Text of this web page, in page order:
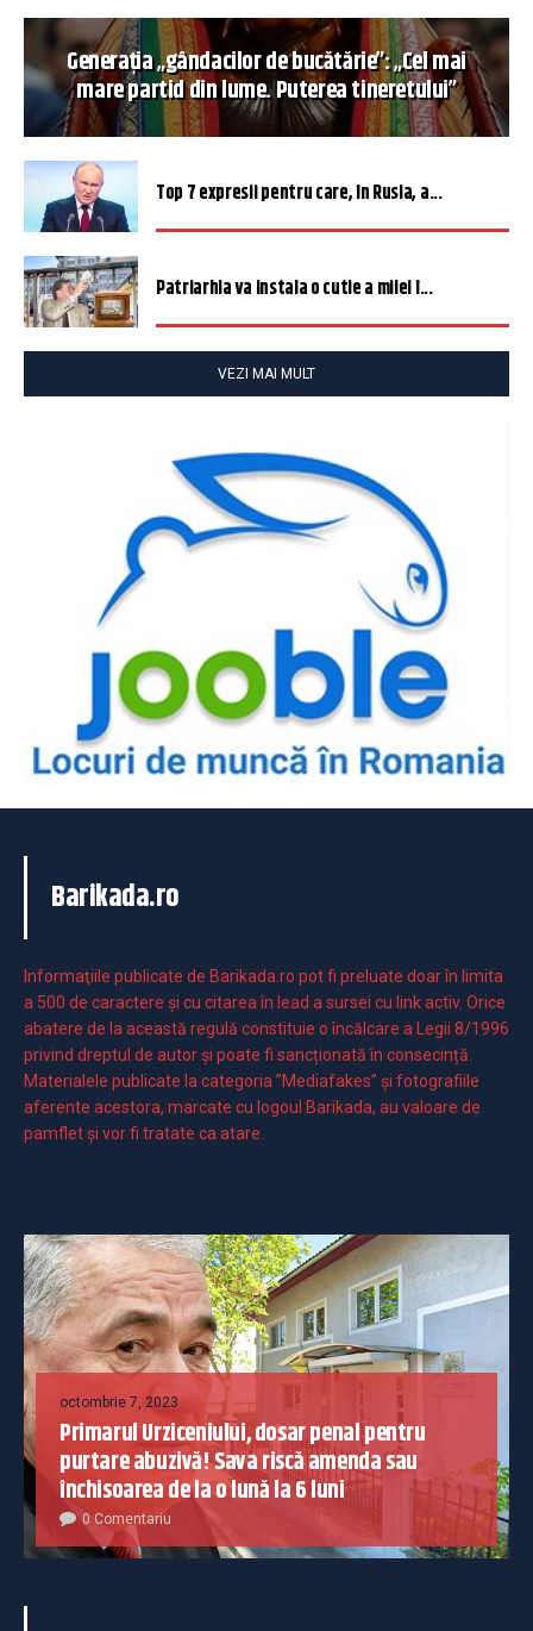
Generația „gândacilor de bucătărie”: „Cel mai
mare partid din lume. Puterea tineretului”
Top 7 expresii pentru care, în Rusia, a...
Patriarhia va instala o cutie a milei î...
VEZI MAI MULT
Barikada.ro
Informaţiile publicate de Barikada.ro pot fi preluate doar în limita
a 500 de caractere şi cu citarea în lead a sursei cu link activ. Orice
abatere de la această regulă constituie o încălcare a Legii 8/1996
privind dreptul de autor și poate fi sancționată în consecință.
Materialele publicate la categoria ”Mediafakes” și fotografiile
aferente acestora, marcate cu logoul Barikada, au valoare de
pamflet și vor fi tratate ca atare.
octombrie 7, 2023
Primarul Urziceniului, dosar penal pentru
purtare abuzivă! Sava riscă amenda sau
închisoarea de la o lună la 6 luni
0 Comentariu